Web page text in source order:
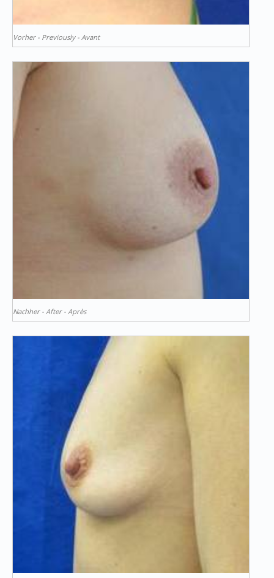
Vorher - Previously - Avant
Nachher - After - Après